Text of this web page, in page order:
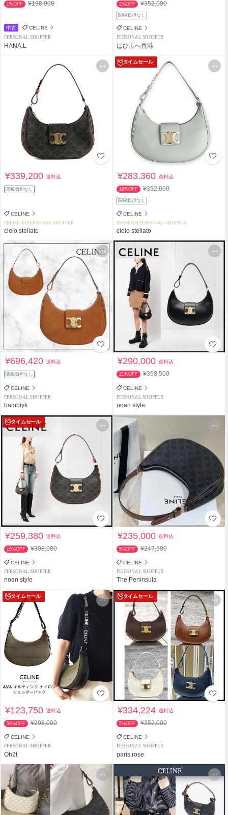
1%OFF ¥198,000
中古 CELINE
PERSONAL SHOPPER
HANA.L
2%OFF ¥352,000
関税負担なし
CELINE
PERSONAL SHOPPER
はひふへ香港
¥339,200送料込
関税負担なし
CELINE
PREMIUM PERSONAL SHOPPER
cielo stellato
タイムセール
¥283,360送料込
19%OFF ¥352,000
関税負担なし
CELINE
PREMIUM PERSONAL SHOPPER
cielo stellato
¥696,420送料込
関税負担なし
CELINE
PERSONAL SHOPPER
bambiyk
¥290,000送料込
21%OFF ¥368,500
CELINE
PERSONAL SHOPPER
noan style
タイムセール
¥259,380送料込
15%OFF ¥308,000
CELINE
PERSONAL SHOPPER
noan style
¥235,000送料込
5%OFF ¥247,500
CELINE
PERSONAL SHOPPER
The Peninsula
タイムセール
¥123,750送料込
58%OFF ¥298,000
CELINE
PERSONAL SHOPPER
Oh2t
タイムセール
¥334,224送料込
5%OFF ¥352,000
CELINE
PERSONAL SHOPPER
paris.rose